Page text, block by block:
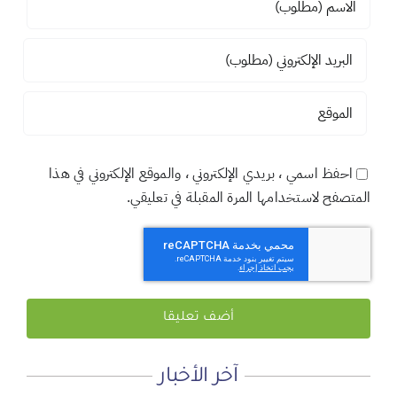
آخر الأخبار
احفظ اسمي ، بريدي الإلكتروني ، والموقع الإلكتروني في هذا
المتصفح لاستخدامها المرة المقبلة في تعليقي.